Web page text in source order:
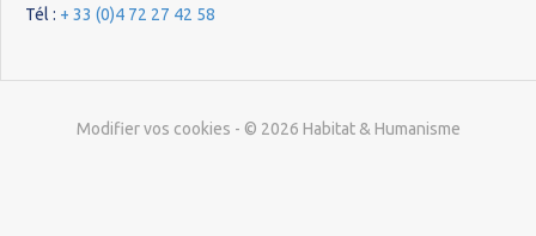
Tél : + 33 (0)4 72 27 42 58
Modifier vos cookies - © 2026 Habitat & Humanisme